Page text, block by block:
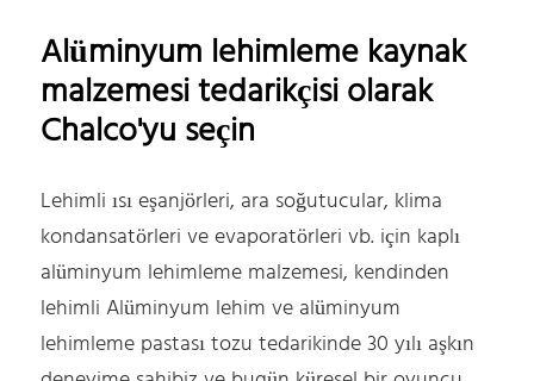
Alüminyum lehimleme kaynak
malzemesi tedarikçisi olarak
Chalco'yu seçin
Lehimli ısı eşanjörleri, ara soğutucular, klima
kondansatörleri ve evaporatörleri vb. için kaplı
alüminyum lehimleme malzemesi, kendinden
lehimli Alüminyum lehim ve alüminyum
lehimleme pastası tozu tedarikinde 30 yılı aşkın